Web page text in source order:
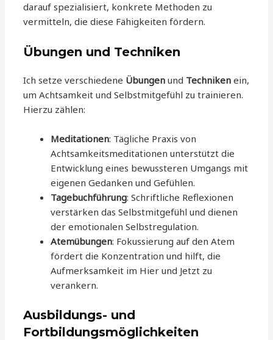
darauf spezialisiert, konkrete Methoden zu
vermitteln, die diese Fähigkeiten fördern.
Übungen und Techniken
Ich setze verschiedene Übungen und Techniken ein,
um Achtsamkeit und Selbstmitgefühl zu trainieren.
Hierzu zählen:
Meditationen: Tägliche Praxis von
Achtsamkeitsmeditationen unterstützt die
Entwicklung eines bewussteren Umgangs mit
eigenen Gedanken und Gefühlen.
Tagebuchführung: Schriftliche Reflexionen
verstärken das Selbstmitgefühl und dienen
der emotionalen Selbstregulation.
Atemübungen: Fokussierung auf den Atem
fördert die Konzentration und hilft, die
Aufmerksamkeit im Hier und Jetzt zu
verankern.
Ausbildungs- und
Fortbildungsmöglichkeiten